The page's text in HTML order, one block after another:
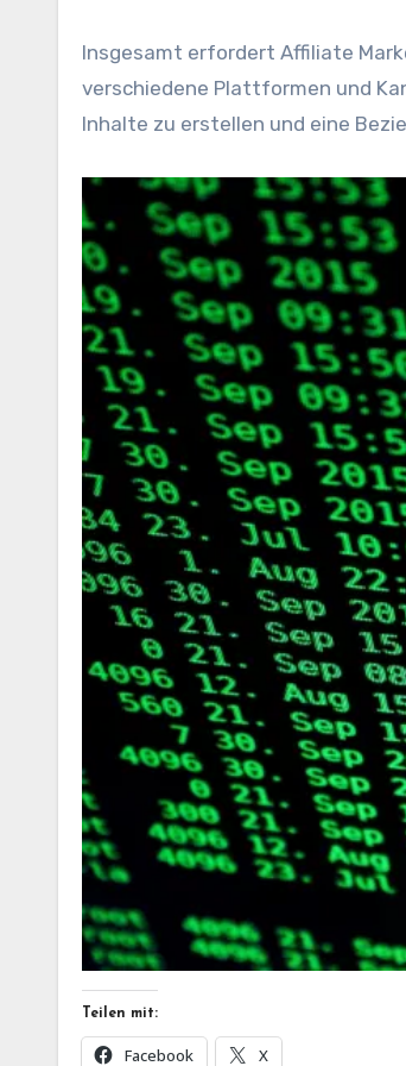
I‬nsgesamt erfordert Affiliate
v‬erschiedene Plattformen u‬nd
Inhalte z‬u erstellen u‬nd e‬ine
Teilen mit:
Facebook X